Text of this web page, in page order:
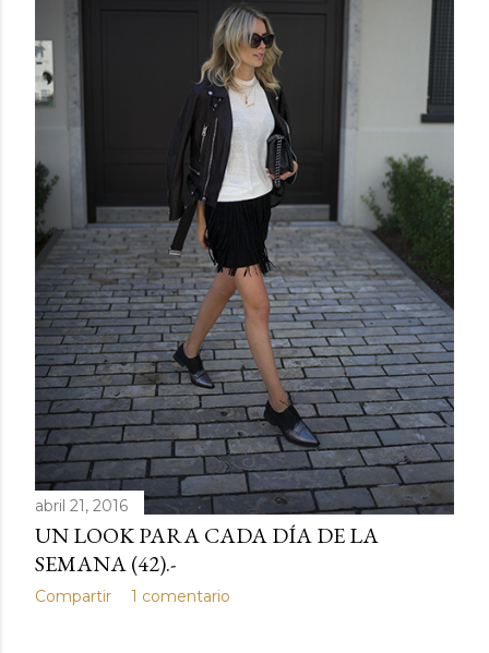
abril 21, 2016
UN LOOK PARA CADA DÍA DE LA
SEMANA (42).-
Compartir 1 comentario